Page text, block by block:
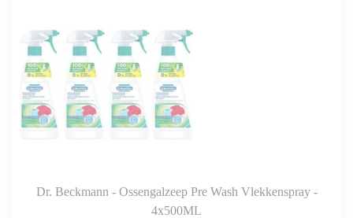
Dr. Beckmann - Ossengalzeep Pre Wash Vlekkenspray -
4x500ML